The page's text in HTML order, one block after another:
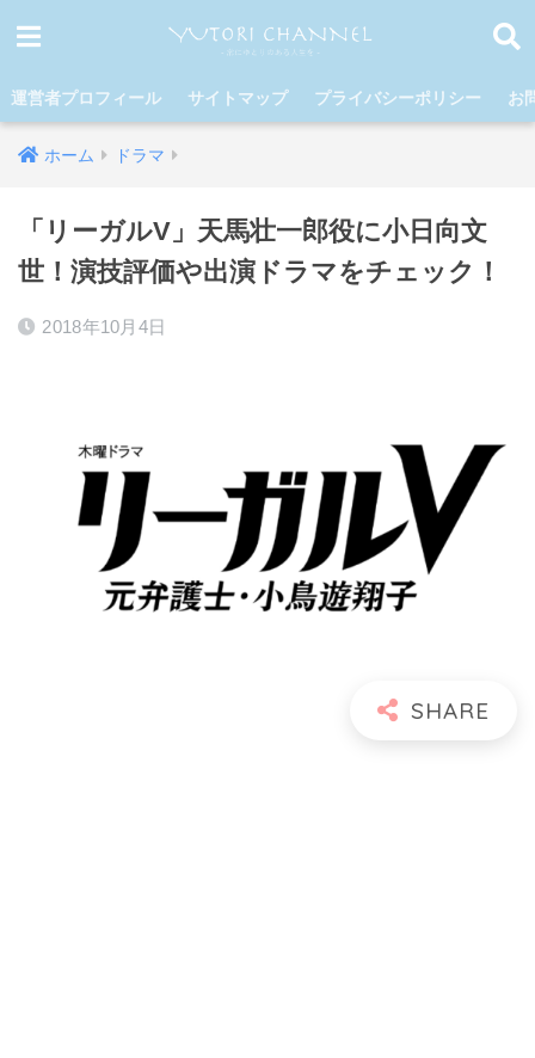
運営者プロフィール サイトマップ プライバシーポリシー お
ホーム ドラマ
「リーガルV」天馬壮一郎役に小日向文
世！演技評価や出演ドラマをチェック！
2018年10月4日